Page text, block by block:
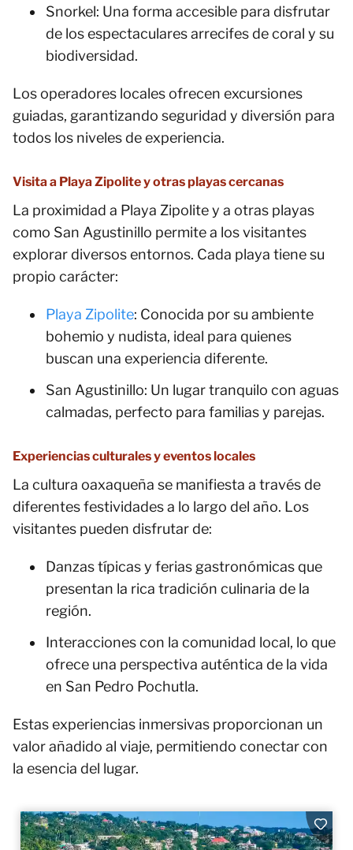
Snorkel: Una forma accesible para disfrutar
de los espectaculares arrecifes de coral y su
biodiversidad.
Los operadores locales ofrecen excursiones
guiadas, garantizando seguridad y diversión para
todos los niveles de experiencia.
Visita a Playa Zipolite y otras playas cercanas
La proximidad a Playa Zipolite y a otras playas
como San Agustinillo permite a los visitantes
explorar diversos entornos. Cada playa tiene su
propio carácter:
Playa Zipolite: Conocida por su ambiente
bohemio y nudista, ideal para quienes
buscan una experiencia diferente.
San Agustinillo: Un lugar tranquilo con aguas
calmadas, perfecto para familias y parejas.
Experiencias culturales y eventos locales
La cultura oaxaqueña se manifiesta a través de
diferentes festividades a lo largo del año. Los
visitantes pueden disfrutar de:
Danzas típicas y ferias gastronómicas que
presentan la rica tradición culinaria de la
región.
Interacciones con la comunidad local, lo que
ofrece una perspectiva auténtica de la vida
en San Pedro Pochutla.
Estas experiencias inmersivas proporcionan un
valor añadido al viaje, permitiendo conectar con
la esencia del lugar.